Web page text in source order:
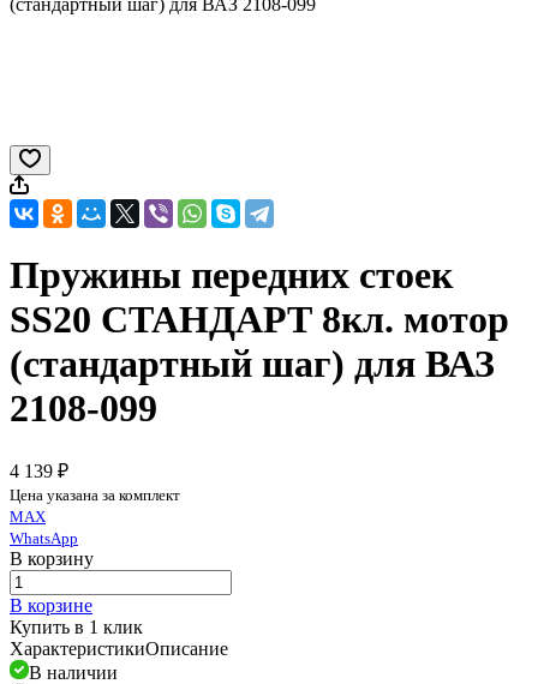
(стандартный шаг) для ВАЗ 2108-099
Пружины передних стоек
SS20 СТАНДАРТ 8кл. мотор
(стандартный шаг) для ВАЗ
2108-099
4 139 ₽
Цена указана за комплект
MAX
WhatsApp
В корзину
В корзине
Купить в 1 клик
ХарактеристикиОписание
В наличии